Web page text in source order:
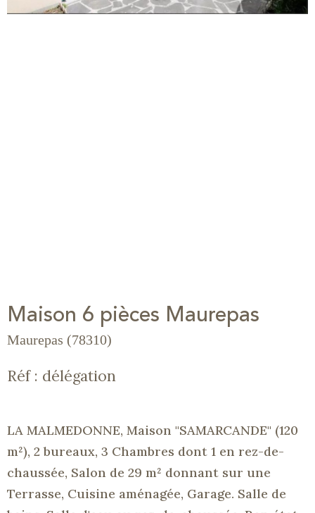
Maison 6 pièces Maurepas
Maurepas (78310)
Réf : délégation
LA MALMEDONNE, Maison "SAMARCANDE" (120
m²), 2 bureaux, 3 Chambres dont 1 en rez-de-
chaussée, Salon de 29 m² donnant sur une
Terrasse, Cuisine aménagée, Garage. Salle de